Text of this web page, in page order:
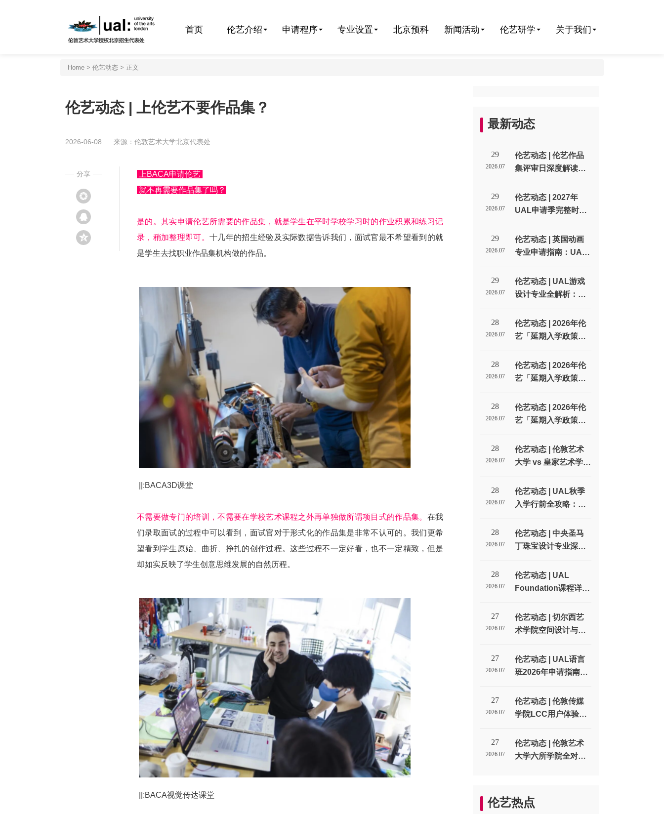
首页 伦艺介绍 申请程序 专业设置 北京预科 新闻活动 伦艺研学 关于我们
Home > 伦艺动态 > 正文
伦艺动态 | 上伦艺不要作品集？
2026-06-08 来源：伦敦艺术大学北京代表处
上BACA申请伦艺
就不再需要作品集了吗？
是的。其实申请伦艺所需要的作品集，就是学生在平时学校学习时的作业积累和练习记
录，稍加整理即可。 十几年的招生经验及实际数据告诉我们，面试官最不希望看到的就
是学生去找职业作品集机构做的作品。
||:BACA3D课堂
不需要做专门的培训，不需要在学校艺术课程之外再单独做所谓项目式的作品集。 在我
们录取面试的过程中可以看到，面试官对于形式化的作品集是非常不认可的。我们更希
望看到学生原始、曲折、挣扎的创作过程。这些过程不一定好看，也不一定精致，但是
却如实反映了学生创意思维发展的自然历程。
||:BACA视觉传达课堂
分享
最新动态
29
2026.07
伦艺动态 | 伦艺作品
集评审日深度解读：
招生官到底在作品集
里找什么？_伦敦艺术
大学北京招生代表处
29
2026.07
伦艺动态 | 2027年
UAL申请季完整时间
线：从选校到拿Offer
的每一步_伦敦艺术大
学北京招生代表处
29
2026.07
伦艺动态 | 英国动画
专业申请指南：UAL
动画方向的四种选择_
伦敦艺术大学北京招
生代表处
29
2026.07
伦艺动态 | UAL游戏
设计专业全解析：从
LCC到CSM，游戏设
计到底学什么？_伦敦
艺术大学北京招生代
28
2026.07
伦艺动态 | 2026年伦
艺「延期入学政策」
全解析！
28
2026.07
伦艺动态 | 2026年伦
艺「延期入学政策」
全解析！
28
2026.07
伦艺动态 | 2026年伦
艺「延期入学政策」
全解析！
28
2026.07
伦艺动态 | 伦敦艺术
大学 vs 皇家艺术学
院：英国两大艺术名
校全方位对比_伦敦艺
术大学北京招生代表
28
2026.07
伦艺动态 | UAL秋季
入学行前全攻略：签
证、住宿和开学准备
清单_伦敦艺术大学北
京招生代表处
28
2026.07
伦艺动态 | 中央圣马
丁珠宝设计专业深度
解读：不只是做首饰_
伦敦艺术大学北京招
生代表处
28
2026.07
伦艺动态 | UAL
Foundation课程详
解：预科到底学什
么？值不值得读？_伦
敦艺术大学北京招生
27
2026.07
伦艺动态 | 切尔西艺
术学院空间设计与室
内设计专业深度解读_
伦敦艺术大学北京招
生代表处
27
2026.07
伦艺动态 | UAL语言
班2026年申请指南：
通过率、费用与课程
类型_伦敦艺术大学北
京招生代表处
27
2026.07
伦艺动态 | 伦敦传媒
学院LCC用户体验设
计UX专业申请全解析
_伦敦艺术大学北京招
生代表处
27
2026.07
伦艺动态 | 伦敦艺术
大学六所学院全对
北京招生代表处
伦艺热点